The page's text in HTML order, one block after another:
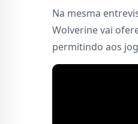
Na mesma
Wolverine vai
permitindo aos